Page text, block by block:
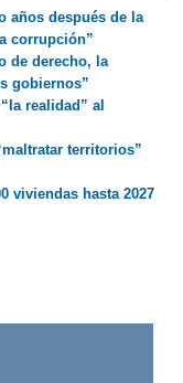
años después de la
corrupción”
de derecho, la
gobiernos”
realidad” al
territorios”
viviendas hasta 2027